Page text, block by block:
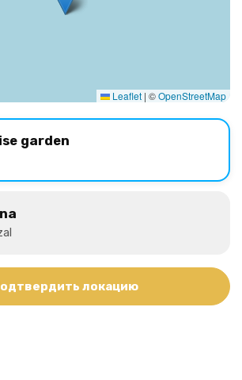
Leaflet | ©OpenStreetMap
garden
локацию